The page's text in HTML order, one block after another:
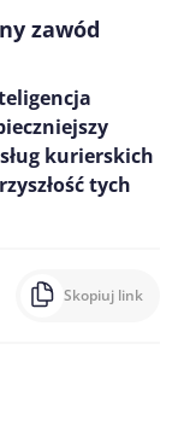
zawód
kurierskich
tych
Skopiuj link